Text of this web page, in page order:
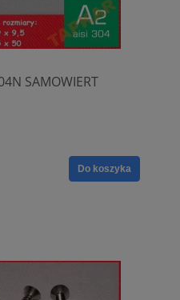
SAMOWIERT
Do koszyka